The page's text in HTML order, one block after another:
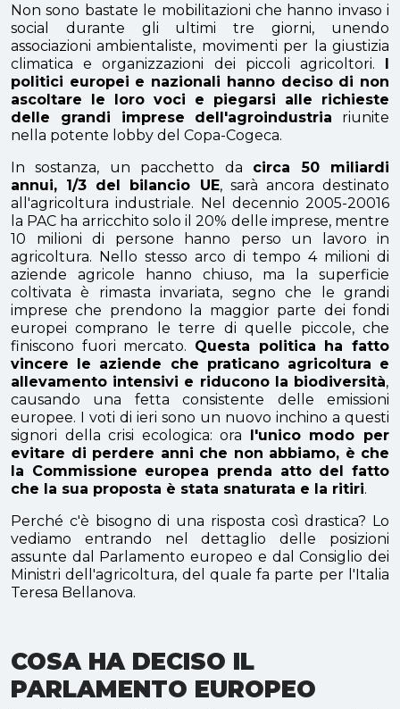
Non sono bastate le mobilitazioni che hanno invaso i
social durante gli ultimi tre giorni, unendo
associazioni ambientaliste, movimenti per la giustizia
climatica e organizzazioni dei piccoli agricoltori. I
politici europei e nazionali hanno deciso di non
ascoltare le loro voci e piegarsi alle richieste
delle grandi imprese dell'agroindustria riunite
nella potente lobby del Copa-Cogeca.
In sostanza, un pacchetto da circa 50 miliardi
annui, 1/3 del bilancio UE, sarà ancora destinato
all'agricoltura industriale. Nel decennio 2005-20016
la PAC ha arricchito solo il 20% delle imprese, mentre
10 milioni di persone hanno perso un lavoro in
agricoltura. Nello stesso arco di tempo 4 milioni di
aziende agricole hanno chiuso, ma la superficie
coltivata è rimasta invariata, segno che le grandi
imprese che prendono la maggior parte dei fondi
europei comprano le terre di quelle piccole, che
finiscono fuori mercato. Questa politica ha fatto
vincere le aziende che praticano agricoltura e
allevamento intensivi e riducono la biodiversità,
causando una fetta consistente delle emissioni
europee. I voti di ieri sono un nuovo inchino a questi
signori della crisi ecologica: ora l'unico modo per
evitare di perdere anni che non abbiamo, è che
la Commissione europea prenda atto del fatto
che la sua proposta è stata snaturata e la ritiri.
Perché c'è bisogno di una risposta così drastica? Lo
vediamo entrando nel dettaglio delle posizioni
assunte dal Parlamento europeo e dal Consiglio dei
Ministri dell'agricoltura, del quale fa parte per l'Italia
Teresa Bellanova.
COSA HA DECISO IL
PARLAMENTO EUROPEO